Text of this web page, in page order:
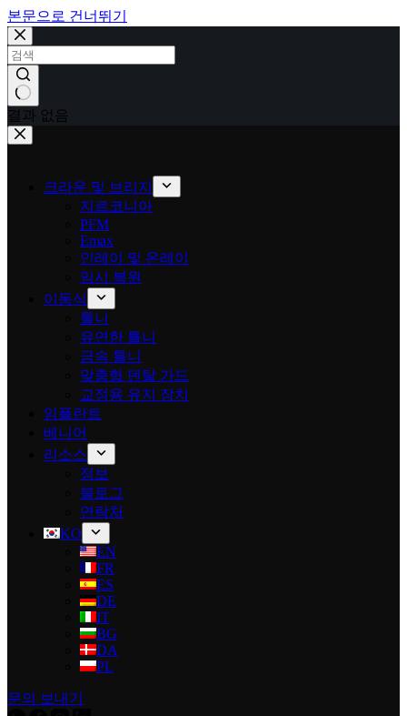
본문으로 건너뛰기
결과 없음
크라운 및 브리지
지르코니아
PFM
Emax
인레이 및 온레이
임시 복원
이동식
틀니
유연한 틀니
금속 틀니
맞춤형 덴탈 가드
교정용 유지 장치
임플란트
베니어
리소스
정보
블로그
연락처
KO
EN
FR
ES
DE
IT
BG
DA
PL
문의 보내기